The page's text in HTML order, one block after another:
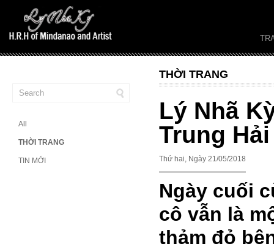
All
THỜI TRANG
TIN MỚI
THỜI TRANG
Lý Nhã
Trung Hải
Thứ hai, Ngày 21/05/2018
Ngày cuối
cô vẫn là
thảm đỏ